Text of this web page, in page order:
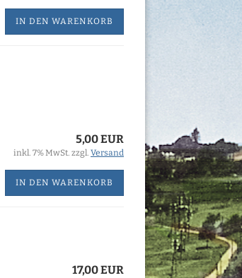
IN DEN WARENKORB
5,00 EUR
inkl. 7% MwSt. zzgl. Versand
IN DEN WARENKORB
17,00 EUR